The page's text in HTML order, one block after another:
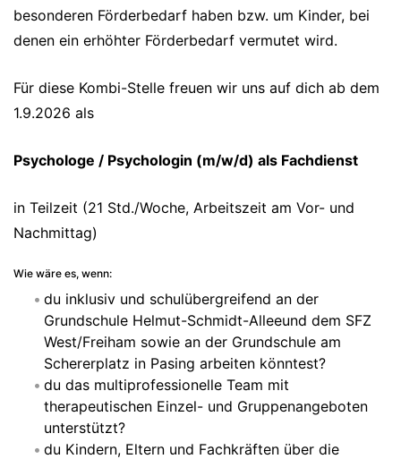
besonderen Förderbedarf haben bzw. um Kinder, bei
denen ein erhöhter Förderbedarf vermutet wird.
Für diese Kombi-Stelle freuen wir uns auf dich ab dem
1.9.2026 als
Psychologe / Psychologin (m/w/d) als Fachdienst
in Teilzeit (21 Std./Woche, Arbeitszeit am Vor- und
Nachmittag)
Wie wäre es, wenn:
du inklusiv und schulübergreifend an der
Grundschule Helmut-Schmidt-Alleeund dem SFZ
West/Freiham sowie an der Grundschule am
Schererplatz in Pasing arbeiten könntest?
du das multiprofessionelle Team mit
therapeutischen Einzel- und Gruppenangeboten
unterstützt?
du Kindern, Eltern und Fachkräften über die